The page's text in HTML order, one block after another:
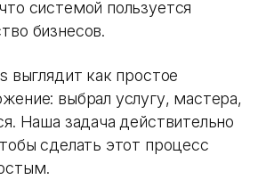
системой пользуется
бизнесов.
выглядит как простое
выбрал услугу, мастера,
Наша задача действительно
сделать этот процесс